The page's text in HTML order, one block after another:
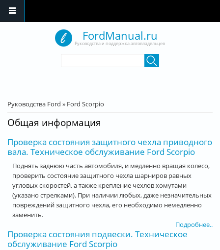
FordManual.ru
Руководства и поддержка автовладельцев
Вы здесь
Руководства Ford » Ford Scorpio
Общая информация
Проверка состояния защитного чехла приводного
вала. Техническое обслуживание Ford Scorpio
Поднять заднюю часть автомобиля, и медленно вращая колесо,
проверить состояние защитного чехла шарниров равных
угловых скоростей, а также крепление чехлов хомутами
(указано стрелками). При наличии любых, даже незначительных
повреждений защитного чехла, его необходимо немедленно
заменить.
Подробнее..
Проверка состояния подвески. Техническое
обслуживание Ford Scorpio